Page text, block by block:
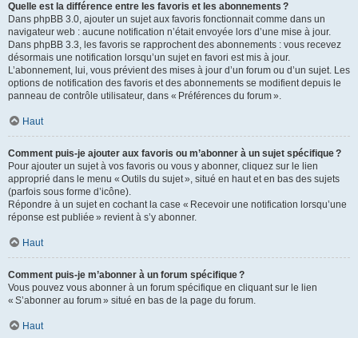
Quelle est la différence entre les favoris et les abonnements ?
Dans phpBB 3.0, ajouter un sujet aux favoris fonctionnait comme dans un
navigateur web : aucune notification n’était envoyée lors d’une mise à jour.
Dans phpBB 3.3, les favoris se rapprochent des abonnements : vous recevez
désormais une notification lorsqu’un sujet en favori est mis à jour.
L’abonnement, lui, vous prévient des mises à jour d’un forum ou d’un sujet. Les
options de notification des favoris et des abonnements se modifient depuis le
panneau de contrôle utilisateur, dans « Préférences du forum ».
Haut
Comment puis-je ajouter aux favoris ou m’abonner à un sujet spécifique ?
Pour ajouter un sujet à vos favoris ou vous y abonner, cliquez sur le lien
approprié dans le menu « Outils du sujet », situé en haut et en bas des sujets
(parfois sous forme d’icône).
Répondre à un sujet en cochant la case « Recevoir une notification lorsqu’une
réponse est publiée » revient à s’y abonner.
Haut
Comment puis-je m’abonner à un forum spécifique ?
Vous pouvez vous abonner à un forum spécifique en cliquant sur le lien
« S’abonner au forum » situé en bas de la page du forum.
Haut